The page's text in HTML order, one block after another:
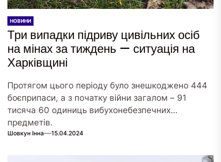
НОВИНИ
Три випадки підриву цивільних осіб
на мінах за тиждень — ситуація на
Харківщині
Протягом цього періоду було знешкоджено 444
боєприпаси, а з початку війни загалом – 91
тисяча 60 одиниць вибухонебезпечних
предметів.
Шовкун Інна 15.04.2024